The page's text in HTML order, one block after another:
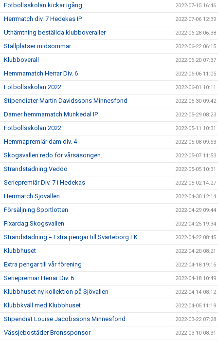
Fotbollsskolan kickar igång. 2022-07-15 16:46
Herrmatch div. 7 Hedekas IP 2022-07-06 12:39
Uthämtning beställda klubboveraller 2022-06-28 06:38
Ställplatser midsommar 2022-06-22 06:15
Klubboverall 2022-06-20 07:37
Hemmamatch Herrar Div. 6 2022-06-06 11:05
Fotbollsskolan 2022 2022-06-01 10:11
Stipendiater Martin Davidssons Minnesfond 2022-05-30 09:42
Damer hemmamatch Munkedal IP 2022-05-29 08:23
Fotbollsskolan 2022 2022-05-11 10:31
Hemmapremiär dam div. 4 2022-05-08 09:53
Skogsvallen redo för vårsäsongen. 2022-05-07 11:53
Strandstädning Veddö 2022-05-05 10:31
Seriepremiär Div. 7 i Hedekas 2022-05-02 14:27
Herrmatch Sjövallen 2022-04-30 12:14
Försäljning Sportlotten 2022-04-29 09:44
Fixardag Skogsvallen 2022-04-25 19:34
Strandstädning = Extra pengar till Svarteborg FK 2022-04-22 08:45
Klubbhuset 2022-04-20 08:21
Extra pengar till vår förening 2022-04-18 19:15
Seriepremiär Herrar Div. 6 2022-04-18 10:49
Klubbhuset ny kollektion på Sjövallen 2022-04-14 08:12
Klubbkväll med Klubbhuset 2022-04-05 11:19
Stipendiat Louise Jacobssons Minnesfond 2022-03-22 07:28
Vässjebostäder Bronssponsor 2022-03-10 08:31